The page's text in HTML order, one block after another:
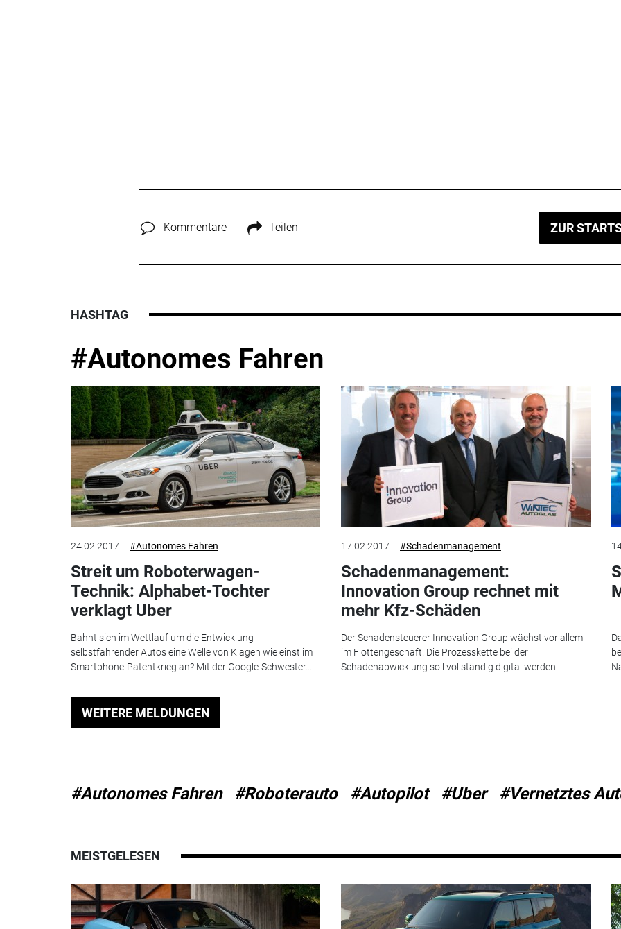
Kommentare Teilen ZUR
HASHTAG
#Autonomes Fahren
24.02.2017 #Autonomes Fahren
Streit um Roboterwagen-
Technik: Alphabet-Tochter
verklagt Uber
Bahnt sich im Wettlauf um die Entwicklung
selbstfahrender Autos eine Welle von Klagen wie einst im
Smartphone-Patentkrieg an? Mit der Google-Schwester...
17.02.2017 #Schadenmanagement
Schadenmanagement:
Innovation Group rechnet mit
mehr Kfz-Schäden
Der Schadensteuerer Innovation Group wächst vor allem
im Flottengeschäft. Die Prozesskette bei der
Schadenabwicklung soll vollständig digital werden.
WEITERE MELDUNGEN
#Autonomes Fahren #Roboterauto #Autopilot #Uber #Vernetztes
MEISTGELESEN